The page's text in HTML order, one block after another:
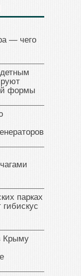
— чего
формы
парках
гибискус
Крыму